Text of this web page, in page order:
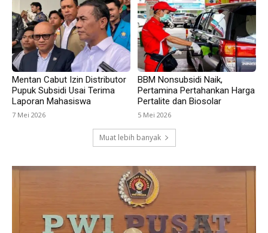
Mentan Cabut Izin Distributor
Pupuk Subsidi Usai Terima
Laporan Mahasiswa
7 Mei 2026
BBM Nonsubsidi Naik,
Pertamina Pertahankan Harga
Pertalite dan Biosolar
5 Mei 2026
Muat lebih banyak